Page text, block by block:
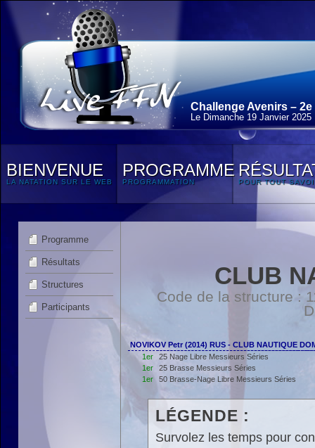
Challenge Avenirs – 2e
Le Dimanche 19 Janvier 2025
BIENVENUE
LA NATATION SUR LE WEB
PROGRAMME
PROGRAMMATION POUR TOUT
Programme
Résultats
Structures
Participants
CLUB
Code de la structure :
NOVIKOV Petr (2014) RUS - CLUB NAUTIQUE
1er
25 Nage Libre Messieurs Séries
1er
25 Brasse Messieurs Séries
1er
50 Brasse-Nage Libre Messieurs Séries
LÉGENDE :
Survolez les temps pour